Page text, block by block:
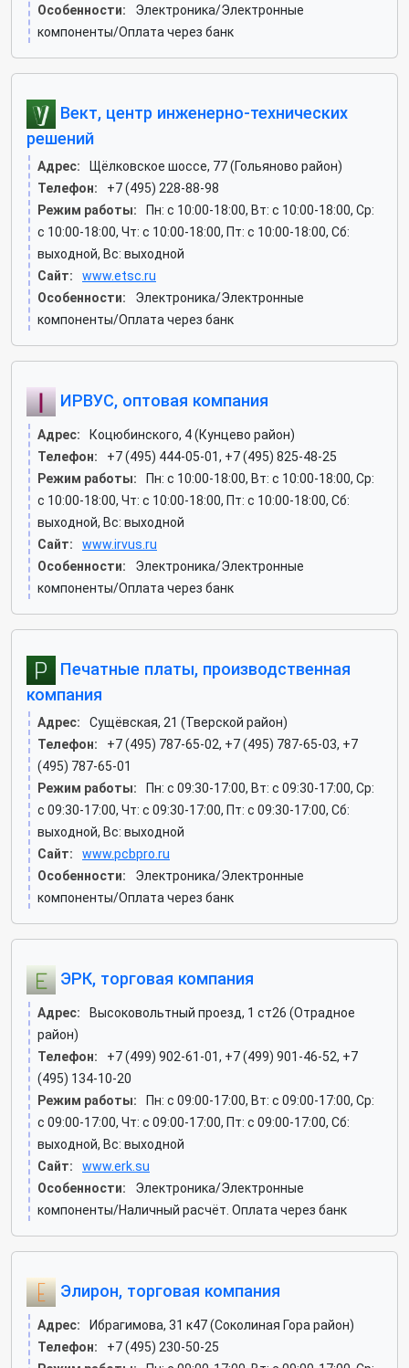
Особенности:
Электроника/Электронные
компоненты/Оплата через банк
Вект, центр инженерно-технических
решений
Адрес:
Щёлковское шоссе, 77 (Гольяново район)
Телефон:
+7 (495) 228-88-98
Режим работы:
Пн: c 10:00-18:00, Вт: c 10:00-18:00, Ср:
c 10:00-18:00, Чт: c 10:00-18:00, Пт: c 10:00-18:00, Сб:
выходной, Вс: выходной
Сайт:
www.etsc.ru
Особенности:
Электроника/Электронные
компоненты/Оплата через банк
ИРВУС, оптовая компания
Адрес:
Коцюбинского, 4 (Кунцево район)
Телефон:
+7 (495) 444-05-01, +7 (495) 825-48-25
Режим работы:
Пн: c 10:00-18:00, Вт: c 10:00-18:00, Ср:
c 10:00-18:00, Чт: c 10:00-18:00, Пт: c 10:00-18:00, Сб:
выходной, Вс: выходной
Сайт:
www.irvus.ru
Особенности:
Электроника/Электронные
компоненты/Оплата через банк
Печатные платы, производственная
компания
Адрес:
Сущёвская, 21 (Тверской район)
Телефон:
+7 (495) 787-65-02, +7 (495) 787-65-03, +7
(495) 787-65-01
Режим работы:
Пн: c 09:30-17:00, Вт: c 09:30-17:00, Ср:
c 09:30-17:00, Чт: c 09:30-17:00, Пт: c 09:30-17:00, Сб:
выходной, Вс: выходной
Сайт:
www.pcbpro.ru
Особенности:
Электроника/Электронные
компоненты/Оплата через банк
ЭРК, торговая компания
Адрес:
Высоковольтный проезд, 1 ст26 (Отрадное
район)
Телефон:
+7 (499) 902-61-01, +7 (499) 901-46-52, +7
(495) 134-10-20
Режим работы:
Пн: c 09:00-17:00, Вт: c 09:00-17:00, Ср:
c 09:00-17:00, Чт: c 09:00-17:00, Пт: c 09:00-17:00, Сб:
выходной, Вс: выходной
Сайт:
www.erk.su
Особенности:
Электроника/Электронные
компоненты/Наличный расчёт. Оплата через банк
Элирон, торговая компания
Адрес:
Ибрагимова, 31 к47 (Соколиная Гора район)
Телефон:
+7 (495) 230-50-25